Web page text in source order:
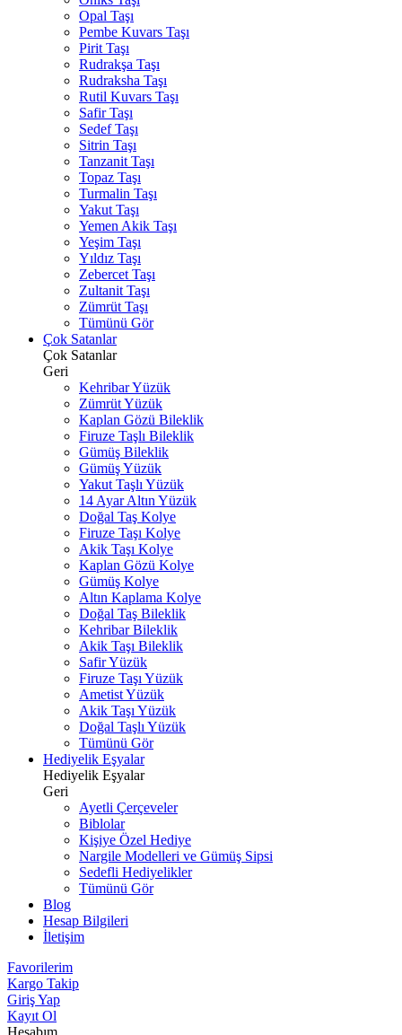
Opal Taşı
Pembe Kuvars Taşı
Pirit Taşı
Rudrakşa Taşı
Rudraksha Taşı
Rutil Kuvars Taşı
Safir Taşı
Sedef Taşı
Sitrin Taşı
Tanzanit Taşı
Topaz Taşı
Turmalin Taşı
Yakut Taşı
Yemen Akik Taşı
Yeşim Taşı
Yıldız Taşı
Zebercet Taşı
Zultanit Taşı
Zümrüt Taşı
Tümünü Gör
Çok Satanlar
Çok Satanlar
Geri
Kehribar Yüzük
Zümrüt Yüzük
Kaplan Gözü Bileklik
Firuze Taşlı Bileklik
Gümüş Bileklik
Gümüş Yüzük
Yakut Taşlı Yüzük
14 Ayar Altın Yüzük
Doğal Taş Kolye
Firuze Taşı Kolye
Akik Taşı Kolye
Kaplan Gözü Kolye
Gümüş Kolye
Altın Kaplama Kolye
Doğal Taş Bileklik
Kehribar Bileklik
Akik Taşı Bileklik
Safir Yüzük
Firuze Taşı Yüzük
Ametist Yüzük
Akik Taşı Yüzük
Doğal Taşlı Yüzük
Tümünü Gör
Hediyelik Eşyalar
Hediyelik Eşyalar
Geri
Ayetli Çerçeveler
Biblolar
Kişiye Özel Hediye
Nargile Modelleri ve Gümüş Sipsi
Sedefli Hediyelikler
Tümünü Gör
Blog
Hesap Bilgileri
İletişim
Favorilerim
Kargo Takip
Giriş Yap
Kayıt Ol
Hesabım